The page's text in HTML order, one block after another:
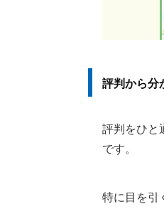
評判から分
評判をひと
です。
特に目を引